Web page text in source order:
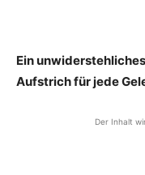
Ein
Aufstrich für jede
Der Inhalt